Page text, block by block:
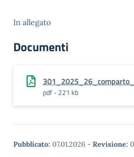
In allegato
Documenti
pdf - 221 kb
Pubblicato: 07.01.2026 - Revisione: